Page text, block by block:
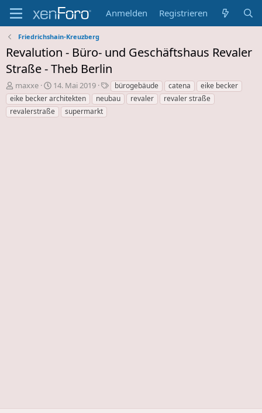
Anmelden Registrieren
Friedrichshain-Kreuzberg
Revalution - Büro- und Geschäftshaus Revaler
Straße - Theb Berlin
E
r
s
t
maxxe
E
r
s
t
14. Mai 2019
S
c
h
bürogebäude catena
eike becker
eike becker architekten
neubau revaler
revaler straße
revalerstraße
supermarkt